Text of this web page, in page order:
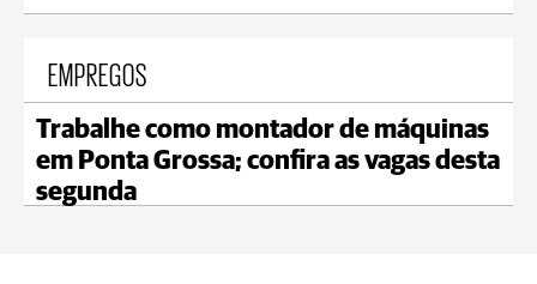
EMPREGOS
Trabalhe como montador de máquinas
em Ponta Grossa; confira as vagas desta
segunda